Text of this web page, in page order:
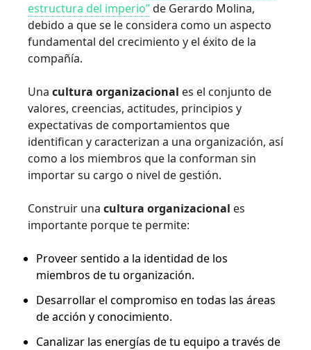
estructura del imperio”de Gerardo Molina,
debido a que se le considera como un aspecto
fundamental del crecimiento y el éxito de la
compañía.
Una cultura organizacional es el conjunto de
valores, creencias, actitudes, principios y
expectativas de comportamientos que
identifican y caracterizan a una organización, así
como a los miembros que la conforman sin
importar su cargo o nivel de gestión.
Construir una cultura organizacional es
importante porque te permite:
Proveer sentido a la identidad de los
miembros de tu organización.
Desarrollar el compromiso en todas las áreas
de acción y conocimiento.
Canalizar las energías de tu equipo a través de